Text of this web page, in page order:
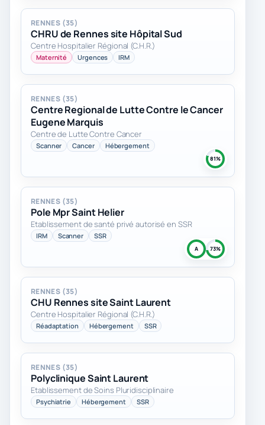
RENNES (35)
CHRU de Rennes site Hôpital Sud
Centre Hospitalier Régional (C.H.R.)
Maternité Urgences IRM
RENNES (35)
Centre Regional de Lutte Contre le Cancer
Eugene Marquis
Centre de Lutte Contre Cancer
Scanner Cancer Hébergement
81%
RENNES (35)
Pole Mpr Saint Helier
Etablissement de santé privé autorisé en SSR
IRM Scanner SSR
A 73%
RENNES (35)
CHU Rennes site Saint Laurent
Centre Hospitalier Régional (C.H.R.)
Réadaptation Hébergement SSR
RENNES (35)
Polyclinique Saint Laurent
Etablissement de Soins Pluridisciplinaire
Psychiatrie Hébergement SSR